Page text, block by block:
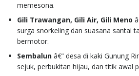
memesona.
Gili Trawangan, Gili Air, Gili Meno
surga snorkeling dan suasana santai
bermotor.
Sembalun â€” desa di kaki Gunung
sejuk, perbukitan hijau, dan titik awal